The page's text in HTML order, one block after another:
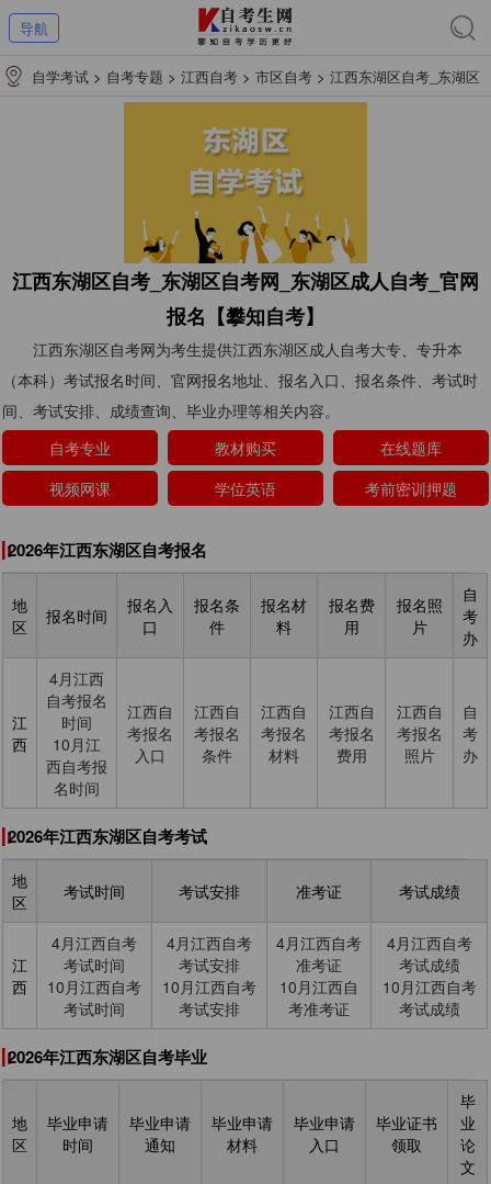
导航
自学考试 > 自考专题 > 江西自考 > 市区自考 > 江西东湖区自考_东湖区
江西东湖区自考_东湖区自考网_东湖区成人自考_官网
报名【攀知自考】
江西东湖区自考网为考生提供江西东湖区成人自考大专、专升本
（本科）考试报名时间、官网报名地址、报名入口、报名条件、考试时
间、考试安排、成绩查询、毕业办理等相关内容。
自考专业
教材购买
在线题库
视频网课
学位英语 考前密训押题
2026年江西东湖区自考报名
地
区
报名时间
报名入
口
报名条
件
报名材
料
报名费
用
报名照
片
自
考
办
江
西
4月江西
自考报名
时间
10月江
西自考报
名时间
江西自
考报名
入口
江西自
考报名
条件
江西自
考报名
材料
江西自
考报名
费用
江西自
考报名
照片
自
考
办
2026年江西东湖区自考考试
地
区
考试时间 考试安排 准考证 考试成绩
江
西
4月江西自考
考试时间
10月江西自考
考试时间
4月江西自考
考试安排
10月江西自考
考试安排
4月江西自考
准考证
10月江西自
考准考证
4月江西自考
考试成绩
10月江西自考
考试成绩
2026年江西东湖区自考毕业
地
区
毕业申请
时间
毕业申请
通知
毕业申请
材料
毕业申请
入口
毕业证书
领取
毕
业
论
文